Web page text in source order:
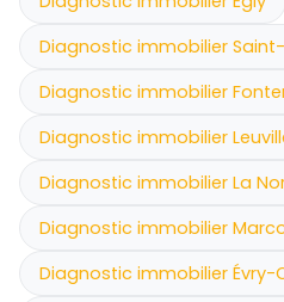
Diagnostic immobilier
Diagnostic immobilier
Diagnostic immobilier
Diagnostic immobilier La
Diagnostic immobilier
Diagnostic immobilier Évry-